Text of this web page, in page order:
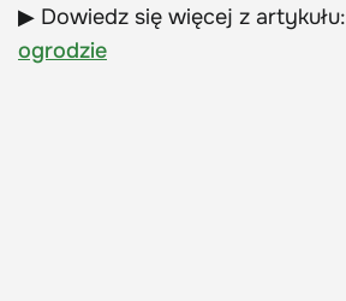
▶ Dowiedz się więcej z artykułu:
ogrodzie